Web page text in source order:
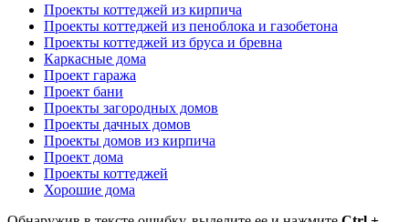
Проекты коттеджей из кирпича
Проекты коттеджей из пеноблока и газобетона
Проекты коттеджей из бруса и бревна
Каркасные дома
Проект гаража
Проект бани
Проекты загородных домов
Проекты дачных домов
Проекты домов из кирпича
Проект дома
Проекты коттеджей
Хорошие дома